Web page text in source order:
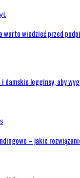
wiedzieć przed
damskie legginsy, aby
– jakie